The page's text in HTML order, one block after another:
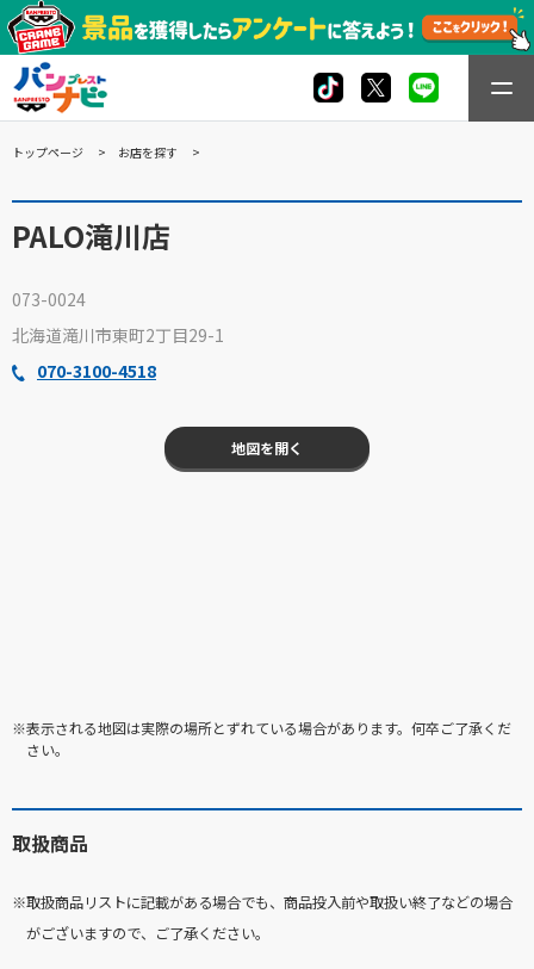
トップページ お店を探す
PALO滝川店
073-0024
北海道滝川市東町2丁目29-1
070-3100-4518
地図を開く
※表示される地図は実際の場所とずれている場合があります。何卒ご了承くだ
さい。
取扱商品
※取扱商品リストに記載がある場合でも、商品投入前や取扱い終了などの場合
がございますので、ご了承ください。